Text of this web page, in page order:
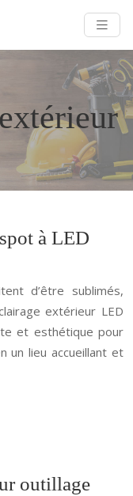
à LED
d’être sublimés,
extérieur LED
et esthétique pour
un lieu accueillant et
outillage